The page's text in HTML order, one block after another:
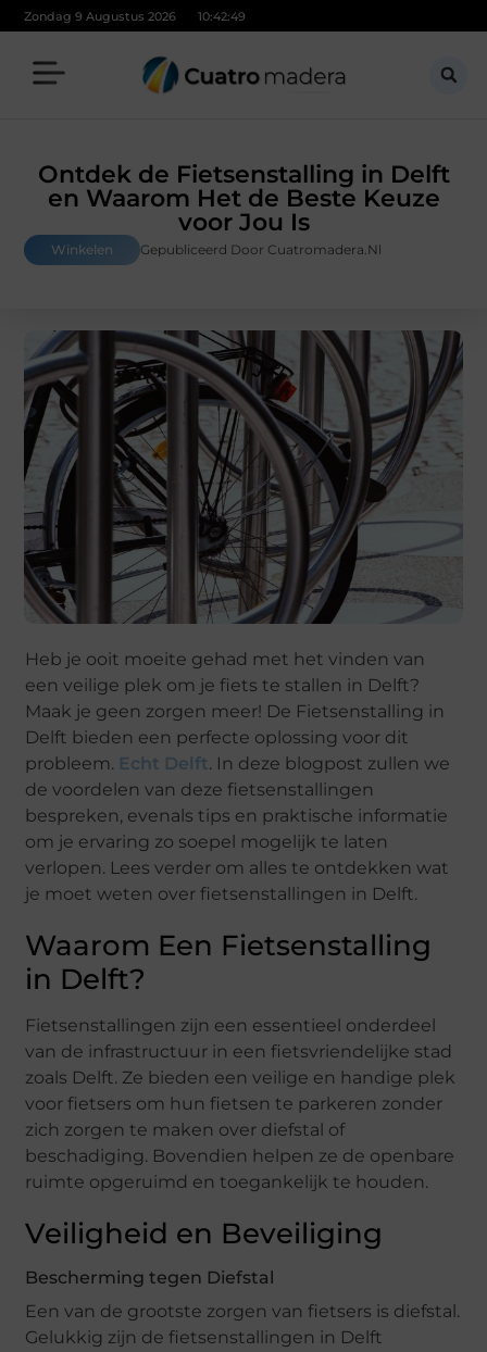
Zondag 9 Augustus 2026 10:42:51
Ontdek de Fietsenstalling in Delft
en Waarom Het de Beste Keuze
voor Jou Is
Winkelen Gepubliceerd Door Cuatromadera.nl
Heb je ooit moeite gehad met het vinden van
een veilige plek om je fiets te stallen in Delft?
Maak je geen zorgen meer! De Fietsenstalling in
Delft bieden een perfecte oplossing voor dit
probleem. Echt Delft. In deze blogpost zullen we
de voordelen van deze fietsenstallingen
bespreken, evenals tips en praktische informatie
om je ervaring zo soepel mogelijk te laten
verlopen. Lees verder om alles te ontdekken wat
je moet weten over fietsenstallingen in Delft.
Waarom Een Fietsenstalling
in Delft?
Fietsenstallingen zijn een essentieel onderdeel
van de infrastructuur in een fietsvriendelijke stad
zoals Delft. Ze bieden een veilige en handige plek
voor fietsers om hun fietsen te parkeren zonder
zich zorgen te maken over diefstal of
beschadiging. Bovendien helpen ze de openbare
ruimte opgeruimd en toegankelijk te houden.
Veiligheid en Beveiliging
Bescherming tegen Diefstal
Een van de grootste zorgen van fietsers is diefstal.
Gelukkig zijn de fietsenstallingen in Delft